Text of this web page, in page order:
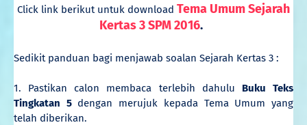
Click link berikut untuk download Tema Umum Sejarah
Kertas 3 SPM 2016.
Sedikit panduan bagi menjawab soalan Sejarah Kertas 3 :
1. Pastikan calon membaca terlebih dahulu Buku Teks
Tingkatan 5dengan merujuk kepada Tema Umum yang
telah diberikan.